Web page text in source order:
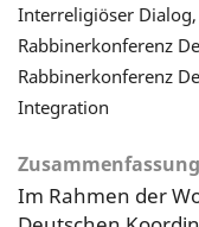
Interreligiöser
Rabbinerkonferenz
Rabbinerkonferenz
Integration
Zusammenfassung
Im Rahmen der